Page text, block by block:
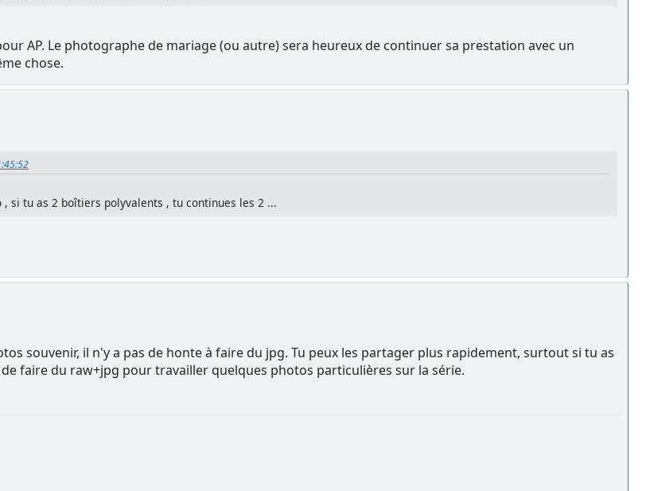
AP. Le photographe de mariage (ou autre) sera heureux de continuer sa prestation avec un
chose.
si tu as 2 boîtiers polyvalents , tu continues les 2 ...
souvenir, il n'y a pas de honte à faire du jpg. Tu peux les partager plus rapidement, surtout si tu as
faire du raw+jpg pour travailler quelques photos particulières sur la série.